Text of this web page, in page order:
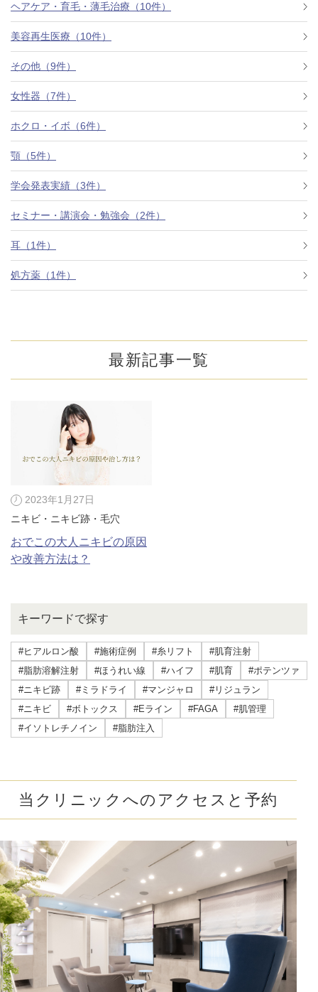
アクセス
西梅田から徒歩2分
ついて
よくあるご質問
美容ブログ
ヘアケア・育毛・薄毛治療（10件）
美容再生医療（10件）
その他（9件）
女性器（7件）
ホクロ・イボ（6件）
顎（5件）
学会発表実績（3件）
セミナー・講演会・勉強会（2件）
耳（1件）
処方薬（1件）
キーワードで探す
#ヒアルロン酸 #施術症例 #糸リフト
#肌育注射
#脂肪溶解注射
#ほうれい線 #ハイフ #肌育
#ポテンツァ
#ニキビ跡
#ミラドライ #マンジャロ
#リジュラン
#ニキビ
#ボトックス #Eライン #FAGA
#肌管理
#イソトレチノイン
#脂肪注入
最新記事一覧
2023年1月27日
ニキビ・ニキビ跡・毛穴
おでこの大人ニキビの原因
や改善方法は？
当クリニックへのアクセスと予約